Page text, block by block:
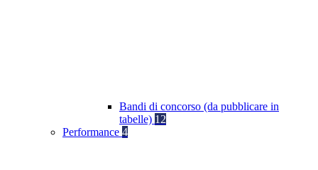
Bandi di concorso (da pubblicare in
tabelle) 12
Performance 4